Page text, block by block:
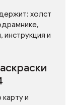
холст
инструкция и
и